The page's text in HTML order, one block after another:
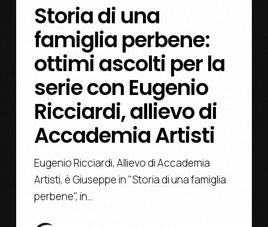
Storia di una
famiglia perbene:
ottimi ascolti per la
serie con Eugenio
Ricciardi, allievo di
Accademia Artisti
Eugenio Ricciardi, Allievo di Accademia
Artisti, è Giuseppe in "Storia di una famiglia
perbene", in…